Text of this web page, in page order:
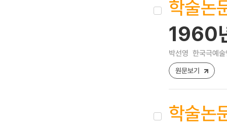
학술논
1960
박선영 한국극예
원문보기
학술논